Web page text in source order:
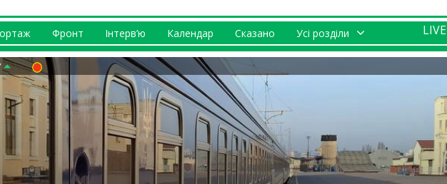
Фронт Інтерв’ю Календар Сказано Усі розділи LIVE